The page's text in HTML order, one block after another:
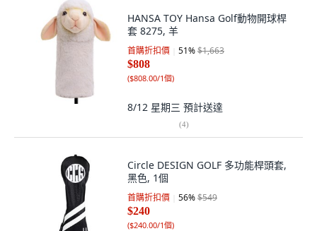
HANSA TOY Hansa Golf動物開球桿
套 8275, 羊
首購折扣價 51%$1,663
$808
($808.00/1個)
8/12 星期三 預計送達
(4)
Circle DESIGN GOLF 多功能桿頭套,
黑色, 1個
首購折扣價 56%$549
$240
($240.00/1個)